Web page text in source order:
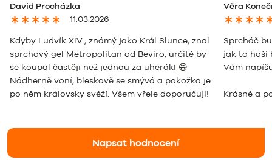
David Procházka
11.03.2026
Kdyby Ludvík XIV., známý jako Král Slunce, znal
sprchový gel Metropolitan od Beviro, určitě by
se koupal častěji než jednou za uherák! 😄
Nádherně voní, bleskově se smývá a pokožka je
po něm královsky svěží. Všem vřele doporučuji!
Věra
Sprcháč
jak to hoši
Vám
Krásné a
Napsat hodnocení